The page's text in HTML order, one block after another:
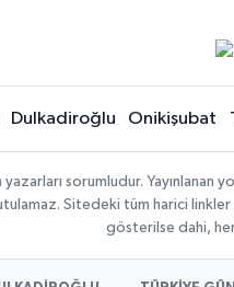
Dulkadiroğlu Onikişubat
sorumludur.
Sitedeki tüm harici linkler
gösterilse dahi,